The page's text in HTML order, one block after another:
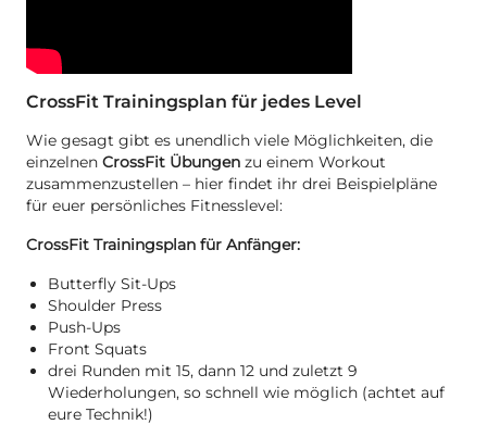
CrossFit Trainingsplan für jedes Level
Wie gesagt gibt es unendlich viele Möglichkeiten, die
einzelnen CrossFit Übungen zu einem Workout
zusammenzustellen – hier findet ihr drei Beispielpläne
für euer persönliches Fitnesslevel:
CrossFit Trainingsplan für Anfänger:
Butterfly Sit-Ups
Shoulder Press
Push-Ups
Front Squats
drei Runden mit 15, dann 12 und zuletzt 9
Wiederholungen, so schnell wie möglich (achtet auf
eure Technik!)